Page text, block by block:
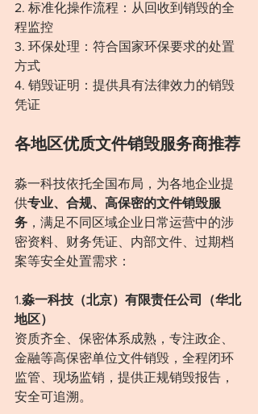
2. 标准化操作流程：从回收到销毁的全
程监控
3. 环保处理：符合国家环保要求的处置
方式
4. 销毁证明：提供具有法律效力的销毁
凭证
各地区优质文件销毁服务商推荐
淼一科技依托全国布局，为各地企业提
供专业、合规、高保密的文件销毁服
务 ，满足不同区域企业日常运营中的涉
密资料、财务凭证、内部文件、过期档
案等安全处置需求：
1.淼一科技（北京）有限责任公司（华北
地区）
资质齐全、保密体系成熟，专注政企、
金融等高保密单位文件销毁，全程闭环
监管、现场监销，提供正规销毁报告，
安全可追溯。